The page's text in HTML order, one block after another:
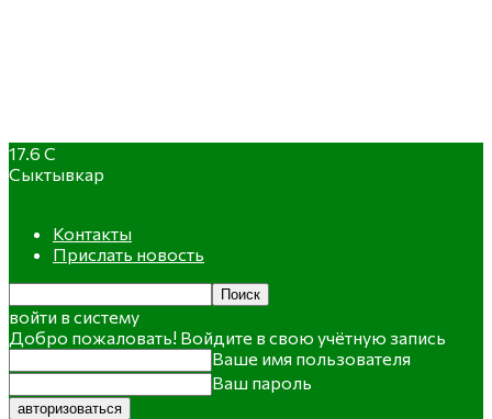
17.6 C
Сыктывкар
Контакты
Прислать новость
войти в систему
Добро пожаловать! Войдите в свою учётную запись
Ваше имя пользователя
Ваш пароль